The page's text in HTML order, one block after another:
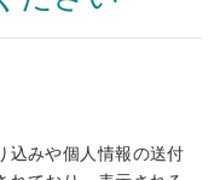
込みや個人情報の送付